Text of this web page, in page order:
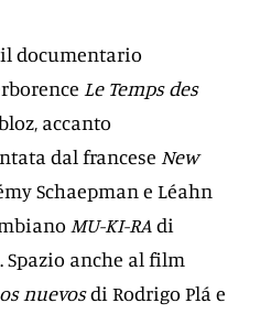
documentario
Le Temps des
accanto
dal francese New
Schaepman e Léahn
MU-KI-RA di
Spazio anche al film
nuevosdi Rodrigo Plá e